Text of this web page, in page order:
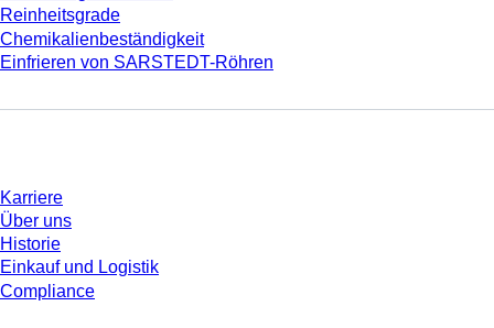
Reinheitsgrade
Chemikalienbeständigkeit
Einfrieren von SARSTEDT-Röhren
Karriere
Über uns
Historie
Einkauf und Logistik
Compliance